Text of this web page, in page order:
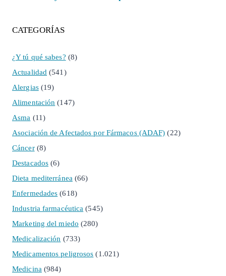
CATEGORÍAS
¿Y tú qué sabes? (8)
Actualidad (541)
Alergias(19)
Alimentación (147)
Asma (11)
Asociación de Afectados por Fármacos (ADAF) (22)
Cáncer(8)
Destacados (6)
Dieta mediterránea (66)
Enfermedades (618)
Industria farmacéutica (545)
Marketing del miedo (280)
Medicalización (733)
Medicamentos peligrosos (1.021)
Medicina (984)